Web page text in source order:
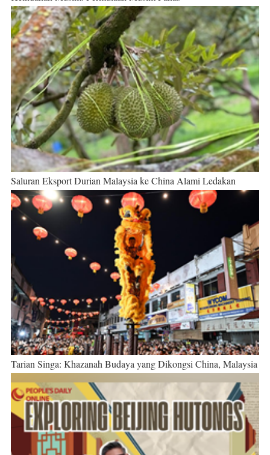
Saluran Eksport Durian Malaysia ke China Alami Ledakan
Tarian Singa: Khazanah Budaya yang Dikongsi China, Malaysia